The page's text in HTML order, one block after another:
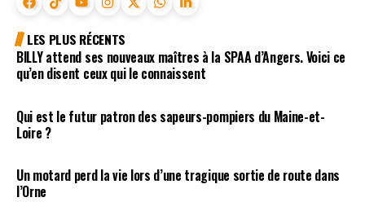
LES PLUS RÉCENTS
BILLY attend ses nouveaux maîtres à la SPAA d’Angers. Voici ce
qu’en disent ceux qui le connaissent
Qui est le futur patron des sapeurs-pompiers du Maine-et-
Loire ?
Un motard perd la vie lors d’une tragique sortie de route dans
l’Orne